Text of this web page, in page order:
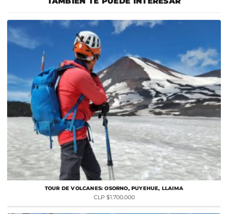
cierre, escríbenos y evaluamos la factibilidad.
medida que se acerca la actividad, monitoreamos
la debida anticipación sobre cómo evolucionan las condiciones. Si
todo es favorable, confirmamos la salida; si las condiciones no son
las adecuadas, evaluaremos contigo las alternativas disponibles, ya
sea reprogramar la actividad para otra fecha, realizar un programa
alternativo o cancelar la reserva de acuerdo con nuestras políticas.
TOUR DE VOLCANES: OSORNO, PUYEHUE, LLAIMA
CLP $1.700.000